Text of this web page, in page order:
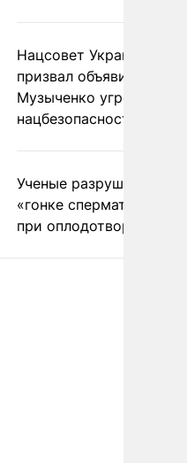
Нацсовет Украины по
призвал объявить
Музыченко угрозой
нацбезопасности
Ученые разрушили миф
«гонке
при оплодотворении